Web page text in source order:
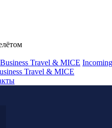
Business Travel & MICE Incoming
Travel & MICE